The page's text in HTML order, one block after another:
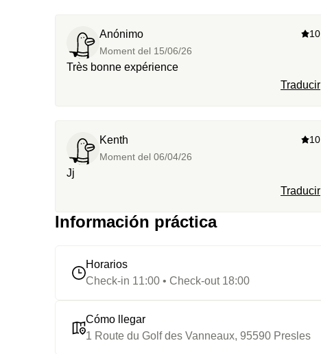
Anónimo
Moment del 15/06/26
10
Très bonne expérience
Traducir
Kenth
Moment del 06/04/26
10
Jj
Traducir
Información práctica
Horarios
Check-in 11:00 • Check-out 18:00
Cómo llegar
1 Route du Golf des Vanneaux, 95590 Presles